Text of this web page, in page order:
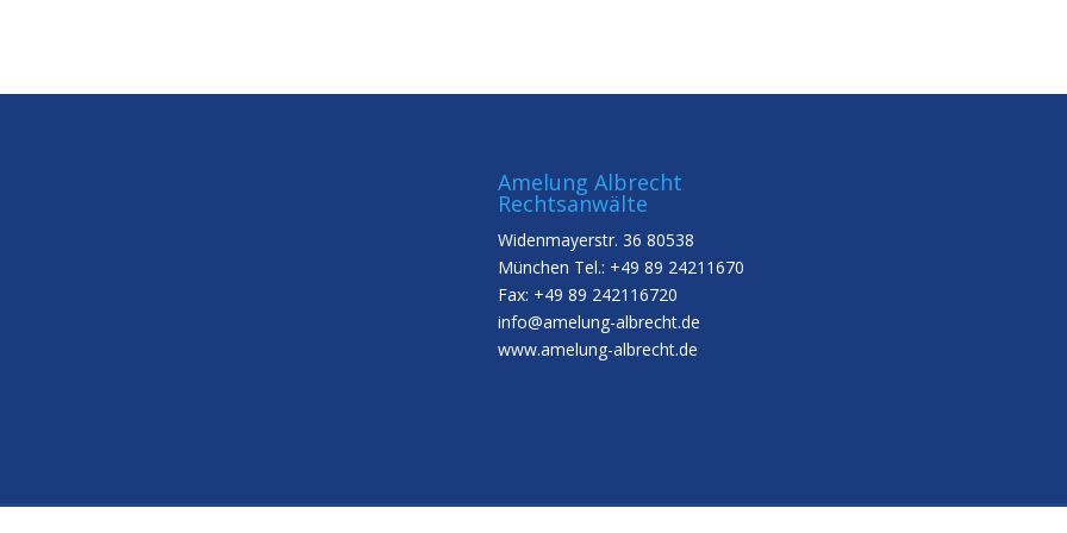
Amelung Albrecht
Rechtsanwälte
Widenmayerstr. 36 80538
München Tel.: +49 89 24211670
Fax: +49 89 242116720
info@amelung-albrecht.de
www.amelung-albrecht.de